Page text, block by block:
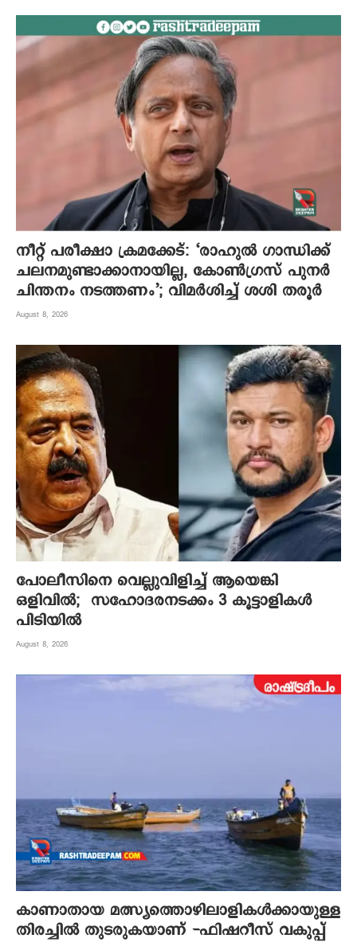
നീറ്റ് പരീക്ഷാ ക്രമക്കേട്: ‘രാഹുൽ ഗാന്ധിക്ക്
ചലനമുണ്ടാക്കാനായില്ല, കോൺഗ്രസ് പുനർ
ചിന്തനം നടത്തണം’; വിമർശിച്ച് ശശി തരൂർ
August 8, 2026
പോലീസിനെ വെല്ലുവിളിച്ച് ആയെങ്കി
ഒളിവിൽ; സഹോദരനടക്കം 3 കൂട്ടാളികൾ
പിടിയിൽ
August 8, 2026
കാണാതായ മത്സ്യത്തൊഴിലാളികൾക്കായുള്ള
തിരച്ചിൽ തുടരുകയാണ് -ഫിഷറീസ് വകുപ്പ്